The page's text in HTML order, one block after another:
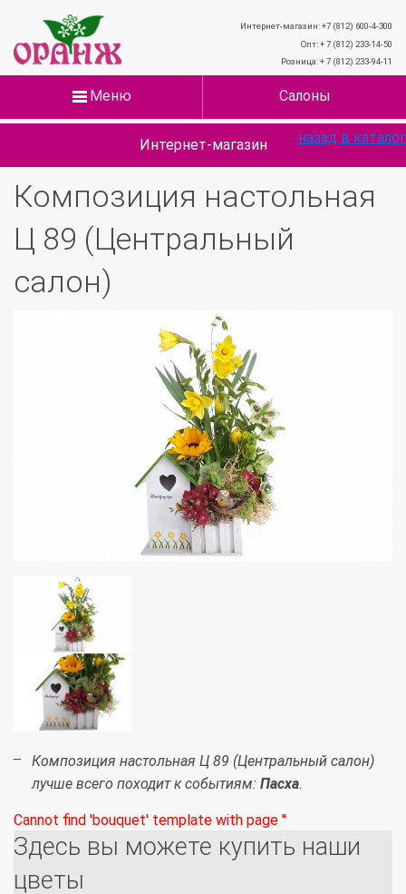
Интернет-магазин: +7 (812) 600-4-300
Опт: + 7 (812) 233-14-50
Розница: + 7 (812) 233-94-11
Меню Салоны
Интернет-магазин
Композиция настольная
Ц 89 (Центральный
салон)
назад в каталог
Композиция настольная Ц 89 (Центральный салон)
лучше всего походит к событиям: Пасха.
Cannot find 'bouquet' template with page ''
Здесь вы можете купить наши
цветы